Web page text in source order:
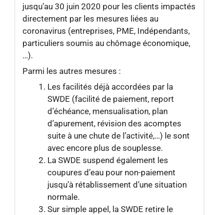
jusqu’au 30 juin 2020 pour les clients impactés
directement par les mesures liées au
coronavirus (entreprises, PME, Indépendants,
particuliers soumis au chômage économique,
…).
Parmi les autres mesures :
Les facilités déjà accordées par la
SWDE (facilité de paiement, report
d’échéance, mensualisation, plan
d’apurement, révision des acomptes
suite à une chute de l’activité,…) le sont
avec encore plus de souplesse.
La SWDE suspend également les
coupures d’eau pour non-paiement
jusqu’à rétablissement d’une situation
normale.
Sur simple appel, la SWDE retire le